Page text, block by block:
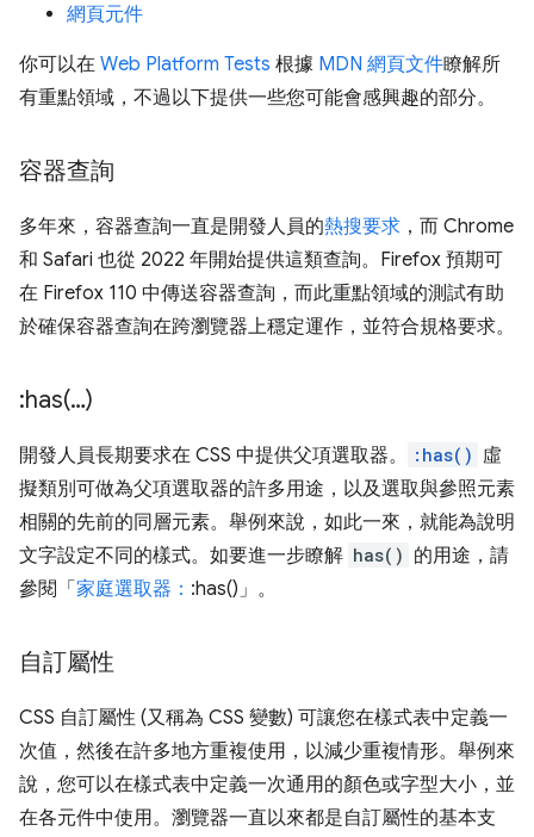
網頁元件
你可以在 Web Platform Tests 根據 MDN 網頁文件瞭解所
有重點領域，不過以下提供一些您可能會感興趣的部分。
容器查詢
多年來，容器查詢一直是開發人員的熱搜要求 ，而 Chrome
和 Safari 也從 2022 年開始提供這類查詢。Firefox 預期可
在 Firefox 110 中傳送容器查詢，而此重點領域的測試有助
於確保容器查詢在跨瀏覽器上穩定運作，並符合規格要求。
:has(…)
開發人員長期要求在 CSS 中提供父項選取器。 :has() 虛
擬類別可做為父項選取器的許多用途，以及選取與參照元素
相關的先前的同層元素。舉例來說，如此一來，就能為說明
文字設定不同的樣式。如要進一步瞭解 has() 的用途，請
參閱「 家庭選取器： :has()」。
自訂屬性
CSS 自訂屬性 (又稱為 CSS 變數) 可讓您在樣式表中定義一
次值，然後在許多地方重複使用，以減少重複情形。舉例來
說，您可以在樣式表中定義一次通用的顏色或字型大小，並
在各元件中使用。瀏覽器一直以來都是自訂屬性的基本支